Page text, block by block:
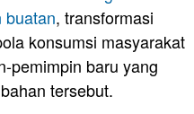
buatan, transformasi
konsumsi masyarakat
pemimpin baru yang
tersebut.